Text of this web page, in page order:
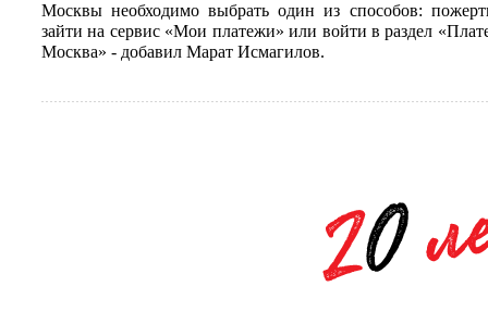
Москвы необходимо выбрать один из способов:
зайти на сервис «Мои платежи» или войти в раздел
Москва» - добавил Марат Исмагилов.